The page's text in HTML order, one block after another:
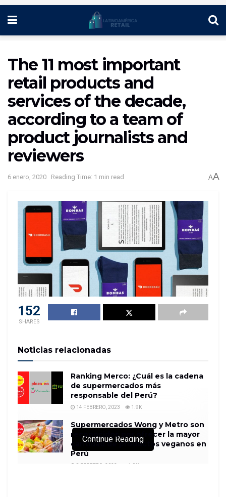
The 11 most important
retail products and
services of the decade,
according to a team of
product journalists and
reviewers
6 enero, 2020 Reading Time: 1 min read AA
152
SHARES
Noticias relacionadas
Ranking Merco: ¿Cuál es la cadena
de supermercados más
responsable del Perú?
14 FEBRERO, 2023 1.9K
Supermercados Wong y Metro son
reconocidos por ofrecer la mayor
cantidad de productos veganos en
Perú
8 FEBRERO, 2023 1.9K
Continue Reading